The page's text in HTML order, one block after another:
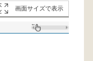
画面サイズで表示